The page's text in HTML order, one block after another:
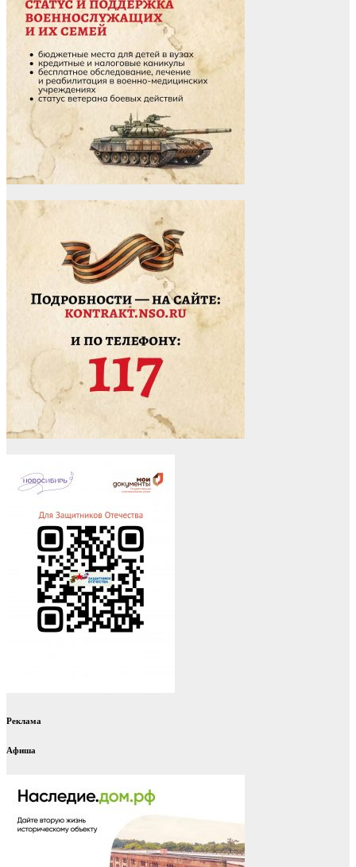
Реклама
Афиша